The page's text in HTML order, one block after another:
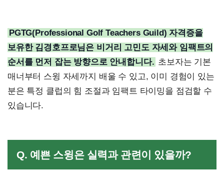
PGTG(Professional Golf Teachers Guild) 자격증을
보유한 김경호프로님은 비거리 고민도 자세와 임팩트의
순서를 먼저 잡는 방향으로 안내합니다. 초보자는 기본
매너부터 스윙 자세까지 배울 수 있고, 이미 경험이 있는
분은 특정 클럽의 힘 조절과 임팩트 타이밍을 점검할 수
있습니다.
Q. 예쁜 스윙은 실력과 관련이 있을까?